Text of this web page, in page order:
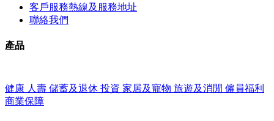
客戶服務熱線及服務地址
聯絡我們
產品
健康 人壽 儲蓄及退休 投資 家居及寵物 旅遊及消閒 僱員福利
商業保障